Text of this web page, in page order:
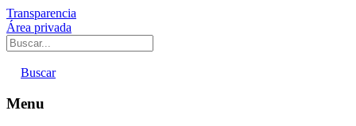
Transparencia
Área privada
Buscar
Menu